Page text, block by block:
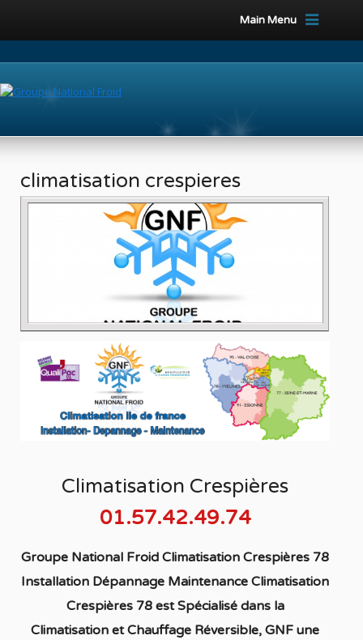
Main Menu
climatisation crespieres
Climatisation Crespières
01.57.42.49.74
Groupe National Froid Climatisation Crespières 78
Installation Dépannage Maintenance Climatisation
Crespières 78 est Spécialisédans la
Climatisation et Chauffage Réversible, GNF une